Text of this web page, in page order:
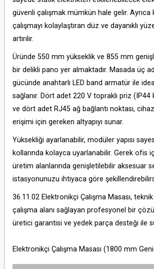
güvenli çalışmak mümkün hale gelir.
çalışmayı kolaylaştıran düz ve dayanıklı
artırılır.
Üründe 550 mm yükseklik ve 855 mm
bir delikli pano yer almaktadır. Masada üç
gücünde anahtarlı LED band armatür ile
sağlanır. Dört adet 220 V topraklı priz (IP44
ve dört adet RJ45 ağ bağlantı noktası, cihaz
erişimi için gereken altyapıyı sunar.
Yüksekliği ayarlanabilir, modüler yapısı
kollarında kolayca uyarlanabilir. Gerek ofis
üretim alanlarında genişletilebilir aksesuar
istasyonunuzu ihtiyaca göre
36.11.02 Elektronikçi Çalışma Masası,
çalışma alanı sağlayan profesyonel bir
üretici garantisi ve yedek parça desteği ile
Elektronikçi Çalışma Masası (1800 mm